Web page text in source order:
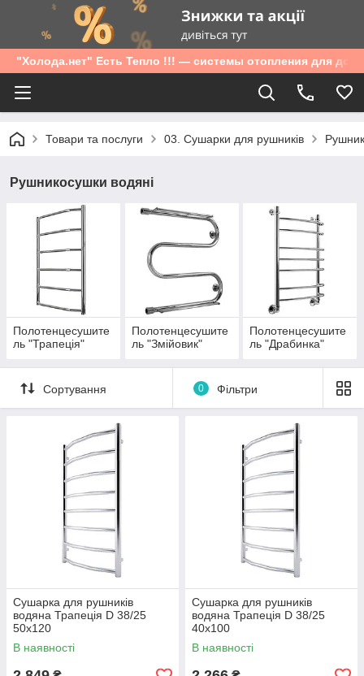
"Холода.нет" Есть Тепло !!! — системы отопления для дома
Товари та послуги 03. Сушарки для рушників
Рушникосушки водяні
Полотенцесушите
ль "Трапеція"
Полотенцесушите
ль "Змійовик"
Полотенцесушите
ль "Драбинка"
Сортування 0 Фільтри
Сушарка для рушників
водяна Трапеція D 38/25
50х120
В наявності
Сушарка для рушників
водяна Трапеція D 38/25
40х100
В наявності